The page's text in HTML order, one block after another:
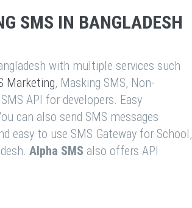
SMS IN BANGLADESH
with multiple services such
Marketing, Masking SMS, Non-
API for developers. Easy
can also send SMS messages
easy to use SMS Gateway for School,
Alpha SMS also offers API